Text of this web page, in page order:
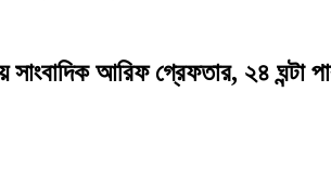
সাংবাদিক আরিফ গ্রেফতার, ২৪ ঘন্টা